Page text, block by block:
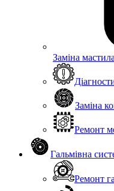
Заміна
Заміна
Ремонт
Гальмівна
Ремонт